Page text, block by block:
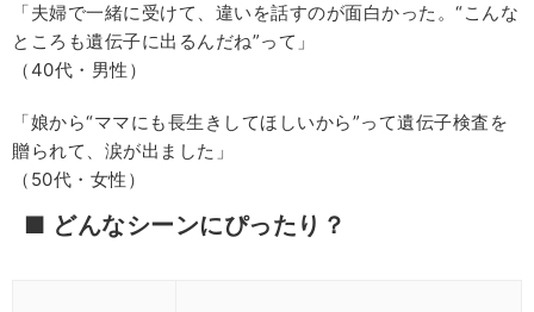
「夫婦で一緒に受けて、違いを話すのが面白かった。“こんな
ところも遺伝子に出るんだね”って」
（40代・男性）
「娘から“ママにも長生きしてほしいから”って遺伝子検査を
贈られて、涙が出ました」
（50代・女性）
■ どんなシーンにぴったり？